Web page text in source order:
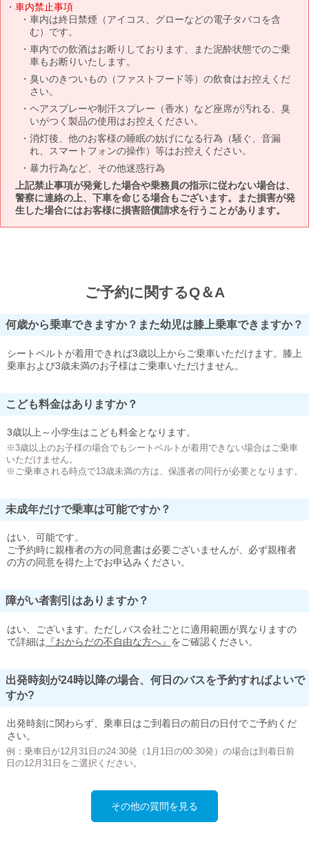
車内禁止事項
車内は終日禁煙（アイコス、グローなどの電子タバコを含
む）です。
車内での飲酒はお断りしております、また泥酔状態でのご乗
車もお断りいたします。
臭いのきついもの（ファストフード等）の飲食はお控えくだ
さい。
ヘアスプレーや制汗スプレー（香水）など座席が汚れる、臭
いがつく製品の使用はお控えください。
消灯後、他のお客様の睡眠の妨げになる行為（騒ぐ、音漏
れ、スマートフォンの操作）等はお控えください。
暴力行為など、その他迷惑行為
上記禁止事項が発覚した場合や乗務員の指示に従わない場合は、
警察に連絡の上、下車を命じる場合もございます。また損害が発
生した場合にはお客様に損害賠償請求を行うことがあります。
ご予約に関するQ＆A
何歳から乗車できますか？また幼児は膝上乗車できますか？
シートベルトが着用できれば3歳以上からご乗車いただけます。膝上
乗車および3歳未満のお子様はご乗車いただけません。
こども料金はありますか？
3歳以上～小学生はこども料金となります。
※3歳以上のお子様の場合でもシートベルトが着用できない場合はご乗車
いただけません。
※ご乗車される時点で13歳未満の方は、保護者の同行が必要となります。
未成年だけで乗車は可能ですか？
はい、可能です。
ご予約時に親権者の方の同意書は必要ございませんが、必ず親権者
の方の同意を得た上でお申込みください。
障がい者割引はありますか？
はい、ございます。ただしバス会社ごとに適用範囲が異なりますの
で詳細は 『おからだの不自由な方へ』 をご確認ください。
出発時刻が24時以降の場合、何日のバスを予約すればよいで
すか?
出発時刻に関わらず、乗車日はご到着日の前日の日付でご予約くだ
さい。
例：乗車日が12月31日の24:30発（1月1日の00:30発）の場合は到着日前
日の12月31日をご選択ください。
その他の質問を見る